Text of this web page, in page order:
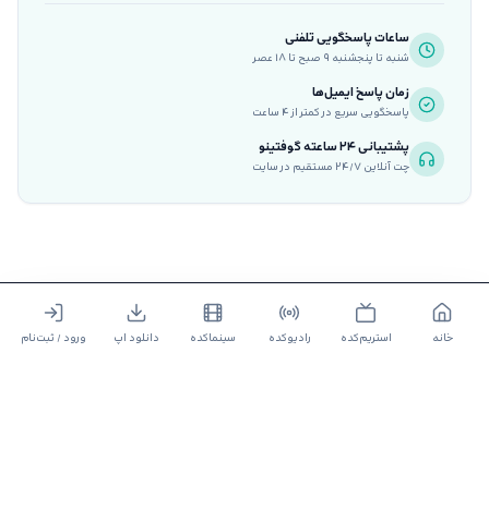
ساعات پاسخگویی تلفنی
شنبه تا پنجشنبه ۹ صبح تا ۱۸ عصر
زمان پاسخ ایمیل‌ها
پاسخگویی سریع در کمتر از ۴ ساعت
پشتیبانی ۲۴ ساعته گوفتینو
چت آنلاین ۲۴/۷ مستقیم در سایت
خانه استریم‌کده رادیوکده سینماکده دانلود اپ ورود / ثبت‌نام